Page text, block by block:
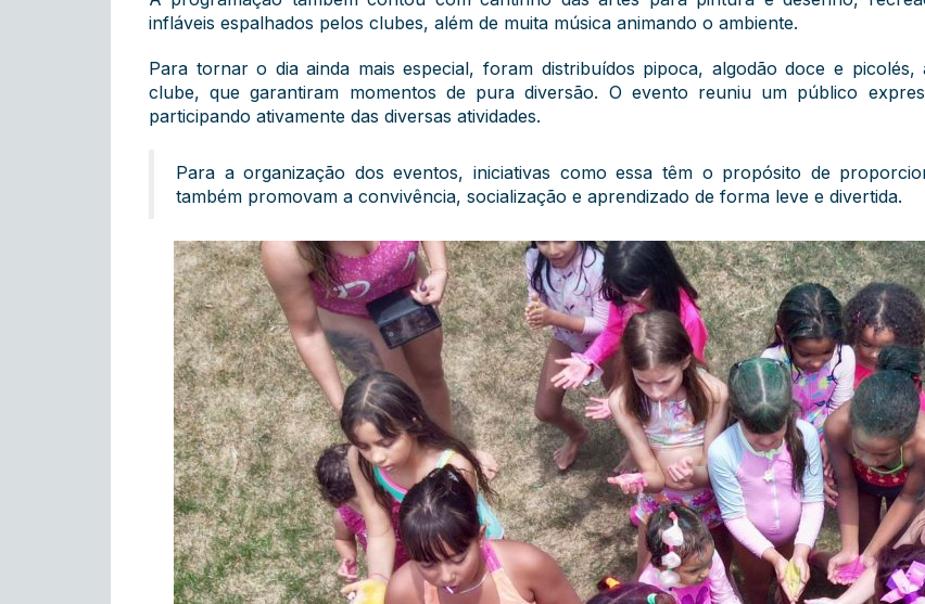
infláveis espalhados pelos clubes, além de muita música animando o ambiente.
Para tornar o dia ainda mais especial, foram distribuídos pipoca, algodão doce e picolés,
clube, que garantiram momentos de pura diversão. O evento reuniu um público
participando ativamente das diversas atividades.
Para a organização dos eventos, iniciativas como essa têm o propósito de
também promovam a convivência, socialização e aprendizado de forma leve e divertida.